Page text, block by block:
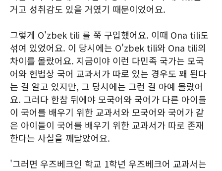
거고 성취감도 있을 거였기 때문이었어요.
그렇게 O'zbek tili 를 쭉 구입했어요. 이때 Ona tili도
섞여 있었어요. 이 당시에는 O'zbek tili와 Ona tili의
차이를 몰랐어요. 지금이야 이런 다민족 국가는 모국
어와 헌법상 국어 교과서가 따로 있는 경우도 꽤 된다
는 걸 알고 있지만, 그 당시에는 그런 걸 아예 몰랐어
요. 그러다 한참 뒤에야 모국어와 국어가 다른 아이들
이 국어를 배우기 위한 교과서와 모국어와 국어가 같
은 아이들이 국어를 배우기 위한 교과서가 따로 존재
한다는 사실을 깨달았어요.
'그러면 우즈베크인 학교 1학년 우즈베크어 교과서는